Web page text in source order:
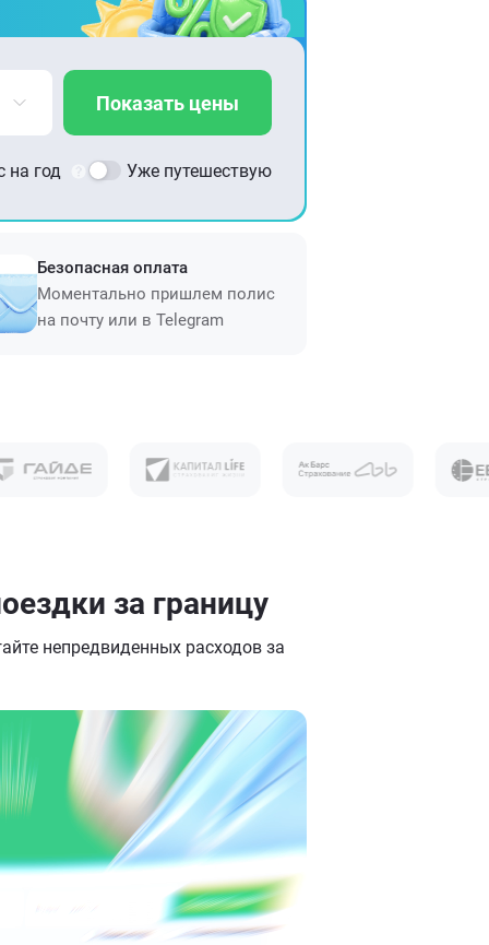
Показать цены
на год Уже путешествую
Безопасная оплата
Моментально пришлем полис
на почту или в Telegram
за границу
непредвиденных расходов за